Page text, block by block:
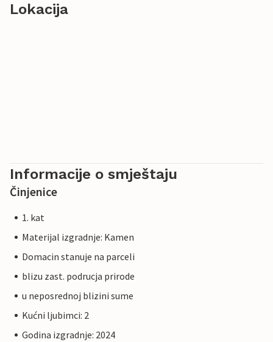
Lokacija
Informacije o smještaju
Činjenice
1. kat
Materijal izgradnje: Kamen
Domacin stanuje na parceli
blizu zast. podrucja prirode
u neposrednoj blizini sume
Kućni ljubimci: 2
Godina izgradnje: 2024